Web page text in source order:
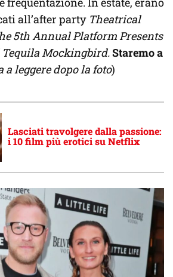
all’after party Theatrical
5th Annual Platform Presents
Tequila Mockingbird.Staremo a
a leggere dopo la foto)
Lasciati travolgere dalla passione:
i 10 film più erotici su Netflix